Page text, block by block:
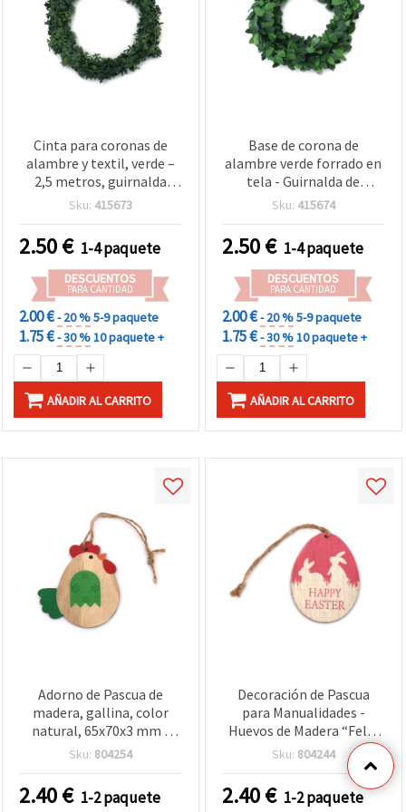
Cinta para coronas de
alambre y textil, verde –
2,5 metros, guirnalda
flexible para
DIY, arreglos florales y
decoración del hogar
Sku: 415673
2.50€ 1-4 paquete
DESCUENTOS
PARA CANTIDAD
2.00 €- 20 %5-9 paquete
1.75 €- 30 %10 paquete +
AÑADIR AL CARRITO
Base de corona de
alambre verde forrado en
tela - Guirnalda de
alambre flexible forrada
coronas DIY,
manualidades florales y
decoración del hogar
Sku: 415674
2.50€ 1-4 paquete
DESCUENTOS
PARA CANTIDAD
2.00 €- 20 %5-9 paquete
1.75 €- 30 %10 paquete +
AÑADIR AL CARRITO
Adorno de Pascua de
madera, gallina, color
natural, 65x70x3 mm -
Pack de 6 uds.
Sku: 804254
2.40€ 1-2 paquete
Decoración de Pascua
para Manualidades -
Huevos de Madera “Feliz
Pascua“, colores surtidos:
natural y rosa, 52x70x3
mm, pack de 6 uds.
Sku: 804244
2.40€ 1-2 paquete